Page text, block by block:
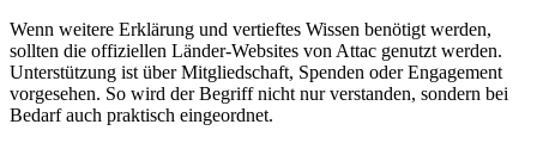
Wenn weitere Erklärung und vertieftes Wissen benötigt werden,
sollten die offiziellen Länder-Websites von Attac genutzt werden.
Unterstützung ist über Mitgliedschaft, Spenden oder Engagement
vorgesehen. So wird der Begriff nicht nur verstanden, sondern bei
Bedarf auch praktisch eingeordnet.